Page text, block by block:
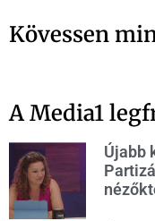
Kövessen
A Media1
Újabb